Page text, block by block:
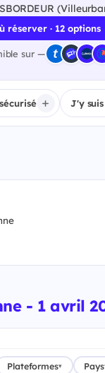
réserver · 12 options
sur —
J'y
- 1 avril
Plateformes▾ Pays